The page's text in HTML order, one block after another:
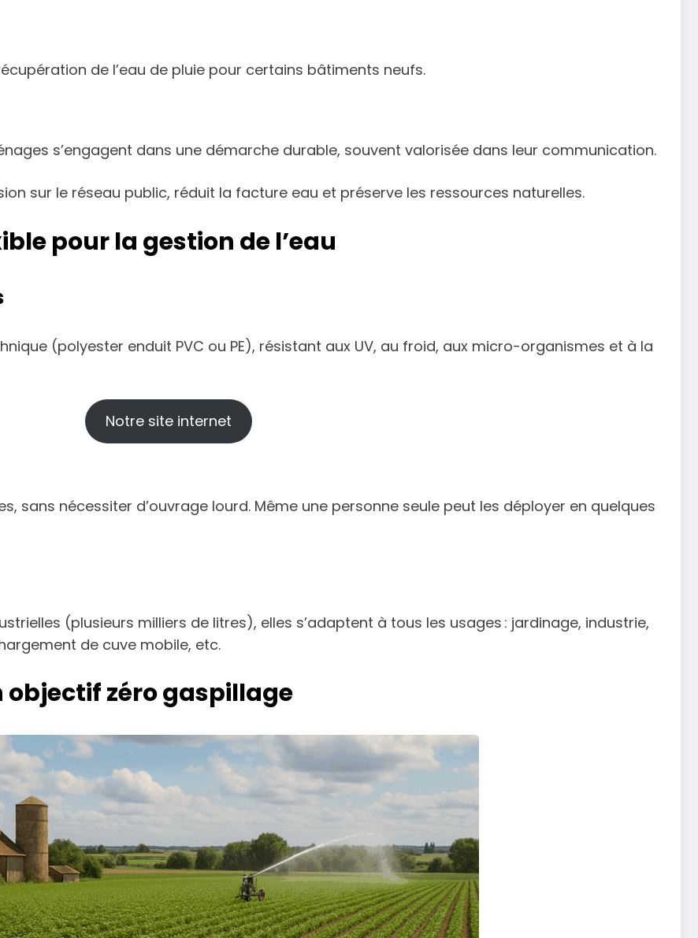
de l’eau de pluie pour certains bâtiments neufs.
s’engagent dans une démarche durable, souvent valorisée dans leur communication.
sur le réseau public, réduit la facture eau et préserve les ressources naturelles.
pour la gestion de l’eau
(polyester enduit PVC ou PE), résistant aux UV, au froid, aux micro-organismes et à la
Notre site internet
sans nécessiter d’ouvrage lourd. Même une personne seule peut les déployer en quelques
(plusieurs milliers de litres), elles s’adaptent à tous les usages : jardinage, industrie,
de cuve mobile, etc.
objectif zéro gaspillage